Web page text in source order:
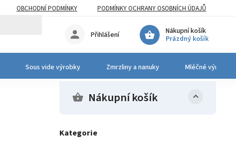
OBCHODNÍ PODMÍNKY PODMÍNKY OCHRANY OSOBNÍCH ÚDAJŮ
Nákupní košík
Prázdný košík
Přihlášení
Sous vide výrobky Zmrzliny a nanuky Mléčné výrobky
Nákupní košík
Kategorie